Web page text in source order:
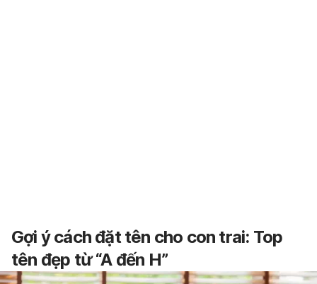
Gợi ý cách đặt tên cho con trai: Top
tên đẹp từ “A đến H”